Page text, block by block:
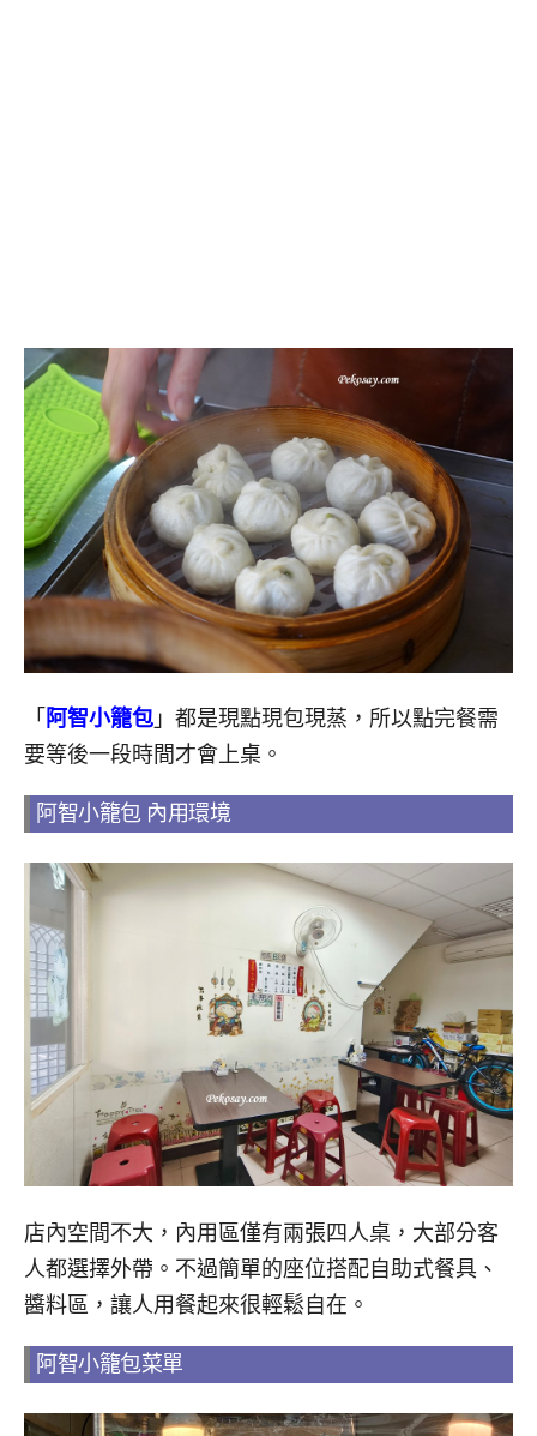
「 阿智小籠包 」都是現點現包現蒸，所以點完餐需
要等後一段時間才會上桌。
阿智小籠包 內用環境
店內空間不大，內用區僅有兩張四人桌，大部分客
人都選擇外帶。不過簡單的座位搭配自助式餐具、
醬料區，讓人用餐起來很輕鬆自在。
阿智小籠包菜單